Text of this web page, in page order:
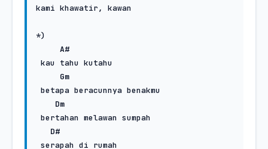
kami khawatir, kawan
*)
A#
Gm
Dm
D#